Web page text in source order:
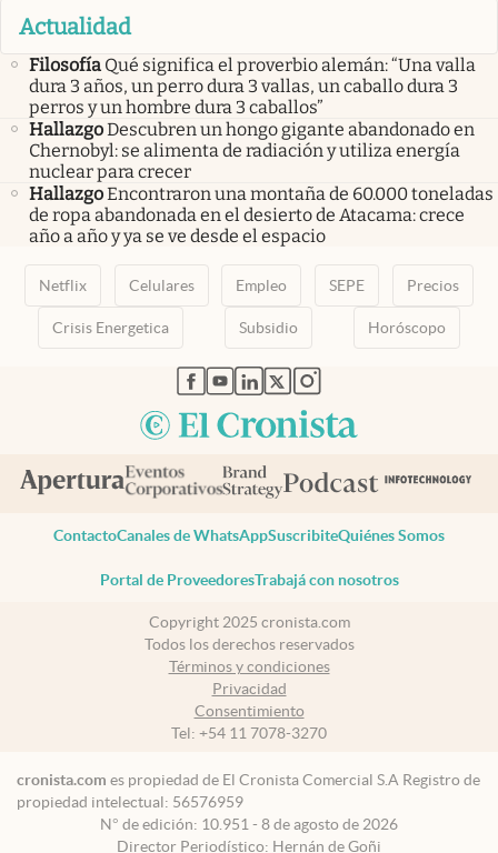
Actualidad
Filosofía Qué significa el proverbio alemán: “Una valla
dura 3 años, un perro dura 3 vallas, un caballo dura 3
perros y un hombre dura 3 caballos”
HallazgoDescubren un hongo gigante abandonado en
Chernobyl: se alimenta de radiación y utiliza energía
nuclear para crecer
HallazgoEncontraron una montaña de 60.000 toneladas
de ropa abandonada en el desierto de Atacama: crece
año a año y ya se ve desde el espacio
Netflix Celulares Empleo SEPE Precios
Crisis Energetica Subsidio Horóscopo
abre en nueva pestaña
abre en nueva pestaña
abre en nueva pestaña
abre en nueva pestaña
abre en nueva pestaña
ContactoCanales de WhatsAppSuscribiteQuiénes Somos
Portal de ProveedoresTrabajá con nosotros
Copyright 2025 cronista.com
Todos los derechos reservados
Términos y condiciones
Privacidad
Consentimiento
Tel: +54 11 7078-3270
cronista.com es propiedad de El Cronista Comercial S.A Registro de
propiedad intelectual: 56576959
N° de edición: 10.951 - 8 de agosto de 2026
Director Periodístico: Hernán de Goñi